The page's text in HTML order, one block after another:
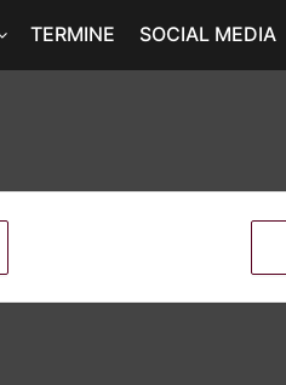
TERMINE SOCIAL MEDIA